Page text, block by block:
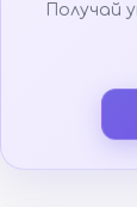
Получай